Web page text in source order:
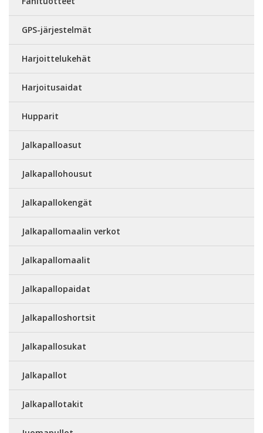
GPS-järjestelmät
Harjoittelukehät
Harjoitusaidat
Hupparit
Jalkapalloasut
Jalkapallohousut
Jalkapallokengät
Jalkapallomaalin verkot
Jalkapallomaalit
Jalkapallopaidat
Jalkapalloshortsit
Jalkapallosukat
Jalkapallot
Jalkapallotakit